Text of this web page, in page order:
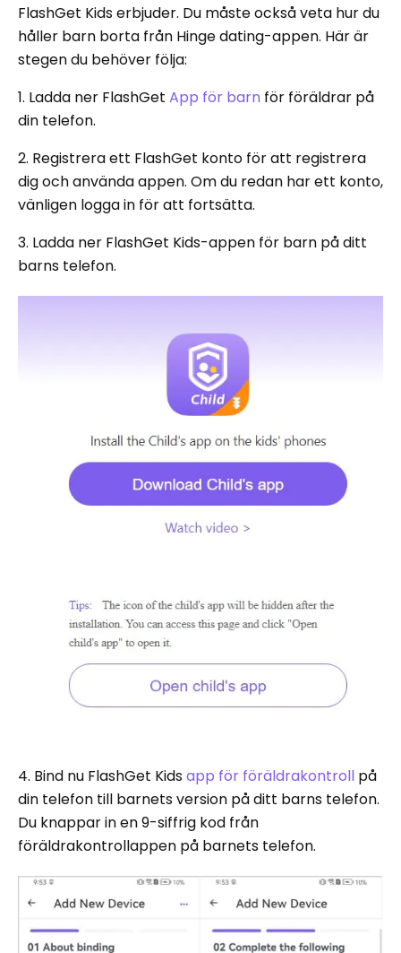
FlashGet Kids erbjuder. Du måste också veta hur du
håller barn borta från Hinge dating-appen. Här är
stegen du behöver följa:
1. Ladda ner FlashGet App för barn för föräldrar på
din telefon.
2. Registrera ett FlashGet konto för att registrera
dig och använda appen. Om du redan har ett konto,
vänligen logga in för att fortsätta.
3. Ladda ner FlashGet Kids-appen för barn på ditt
barns telefon.
4. Bind nu FlashGet Kidsapp för föräldrakontroll på
din telefon till barnets version på ditt barns telefon.
Du knappar in en 9-siffrig kod från
föräldrakontrollappen på barnets telefon.